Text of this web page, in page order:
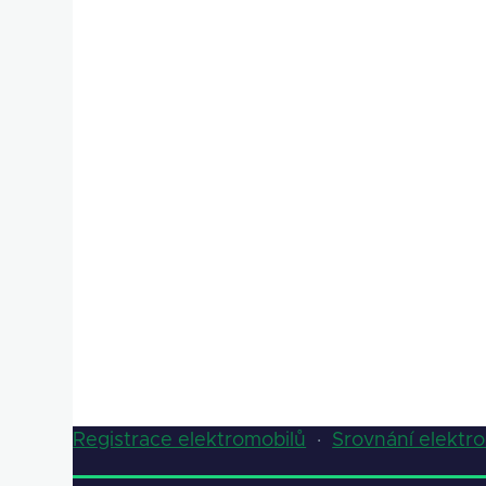
Registrace elektromobilů · Srovnání